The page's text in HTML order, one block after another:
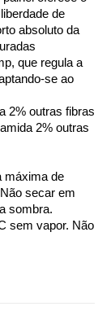
de
absoluto da
que regula a
se ao
2% outras fibras
2% outras
máxima de
secar em
sombra.
sem vapor. Não